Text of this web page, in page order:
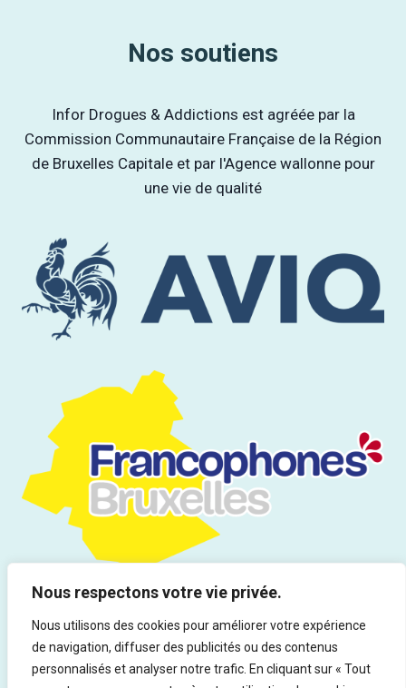
Nous respectons votre vie privée.
Nous utilisons des cookies pour améliorer votre expérience
de navigation, diffuser des publicités ou des contenus
personnalisés et analyser notre trafic. En cliquant sur « Tout
Nos soutiens
Infor Drogues & Addictions est agréée par la
Commission Communautaire Française de la Région
de Bruxelles Capitale et par l'Agence wallonne pour
une vie de qualité
Tous droits réservés | Infor Drogues & Addictions asbl - Rue du
Marteau 19, 1000 Bruxelles - Ed. responsable : Rocco Vitali